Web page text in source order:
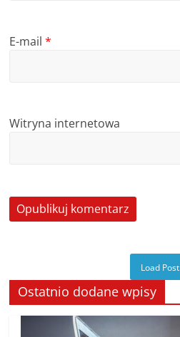
E-mail*
Witryna internetowa
Load Post
Ostatnio dodane wpisy